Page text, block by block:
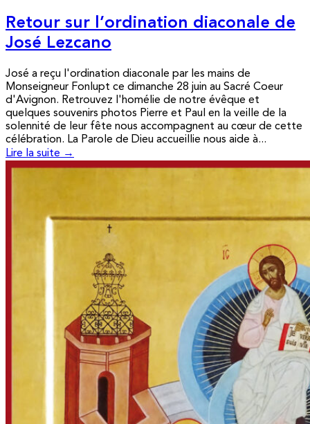
Retour sur l’ordination diaconale de
José Lezcano
José a reçu l'ordination diaconale par les mains de
Monseigneur Fonlupt ce dimanche 28 juin au Sacré Coeur
d'Avignon. Retrouvez l'homélie de notre évêque et
quelques souvenirs photos Pierre et Paul en la veille de la
solennité de leur fête nous accompagnent au cœur de cette
célébration. La Parole de Dieu accueillie nous aide à...
Lire la suite →